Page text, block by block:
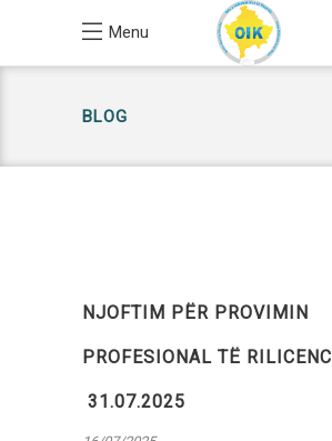
Menu
BLOG
NJOFTIM PËR PROVIMIN
PROFESIONAL TË
31.07.2025